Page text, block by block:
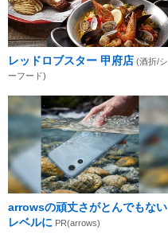
レッドロブスター 甲府店 (酒折/シ
ーフード)
arrowsの頑丈さがとんでもない
レベルに PR(arrows)